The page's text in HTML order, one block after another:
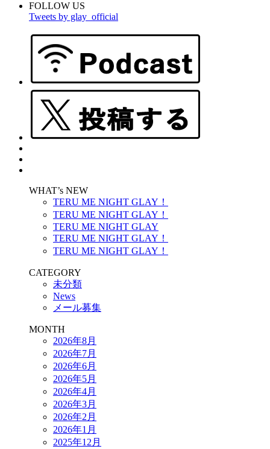
FOLLOW US
Tweets by glay_official
WHAT’s NEW
TERU ME NIGHT GLAY！
TERU ME NIGHT GLAY！
TERU ME NIGHT GLAY
TERU ME NIGHT GLAY！
TERU ME NIGHT GLAY！
CATEGORY
未分類
News
メール募集
MONTH
2026年8月
2026年7月
2026年6月
2026年5月
2026年4月
2026年3月
2026年2月
2026年1月
2025年12月